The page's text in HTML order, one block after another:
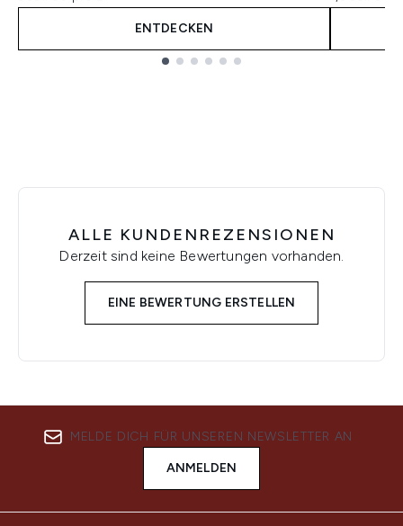
ENTDECKEN
ALLE KUNDENREZENSIONEN
Derzeit sind keine Bewertungen vorhanden.
EINE BEWERTUNG ERSTELLEN
MELDE DICH FÜR UNSEREN NEWSLETTER AN
ANMELDEN